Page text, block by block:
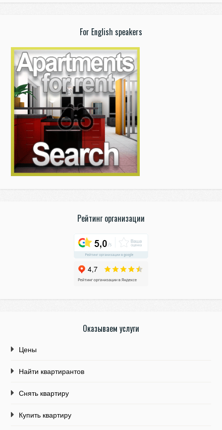
For English speakers
Рейтинг организации
Оказываем услуги
Цены
Найти квартирантов
Снять квартиру
Купить квартиру